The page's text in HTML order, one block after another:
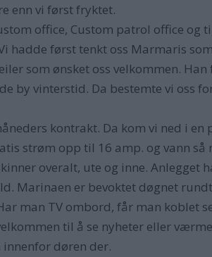
enn vi først fryktet.
office, Custom patrol office og
hadde først tenkt oss Marmaris
som ønsket oss velkommen.
by vinterstid. Da bestemte vi oss
kontrakt. Da kom vi ned i en
strøm opp til 16 amp. og vann så
overalt, ute og inne. Anlegget
Marinaen er bevoktet døgnet
man TV ombord, får man koblet
til å se nyheter eller
døren der.